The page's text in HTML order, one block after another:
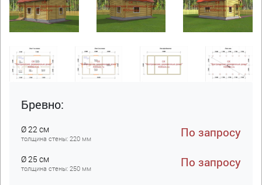
Бревно:
Ø 22 см
толщина стены: 220 мм По запросу
Ø 25 см
толщина стены: 250 мм По запросу